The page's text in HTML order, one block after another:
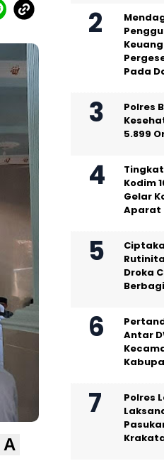
A
Pada
Polres
5.899
Kodim
Gelar
Aparat
Droka
Berbagi
Antar
Polres